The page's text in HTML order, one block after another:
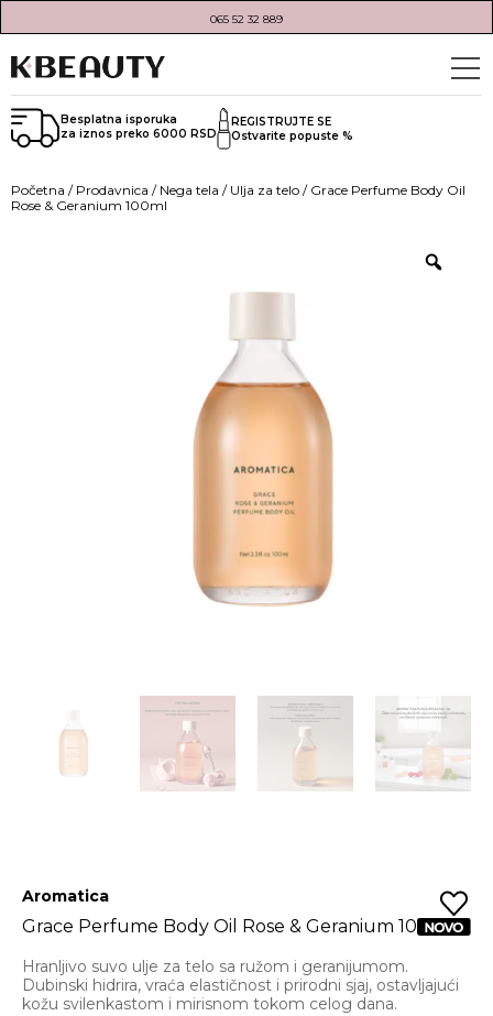
065 52 32 889
Besplatna isporuka
za iznos preko 6000 RSD
REGISTRUJTE SE
Ostvarite popuste %
Početna / Prodavnica / Nega tela / Ulja za telo / Grace Perfume Body Oil
Rose & Geranium 100ml
Aromatica
Grace Perfume Body Oil Rose & Geranium 100ml
Hranljivo suvo ulje za telo sa ružom i geranijumom.
Dubinski hidrira, vraća elastičnost i prirodni sjaj, ostavljajući
kožu svilenkastom i mirisnom tokom celog dana.